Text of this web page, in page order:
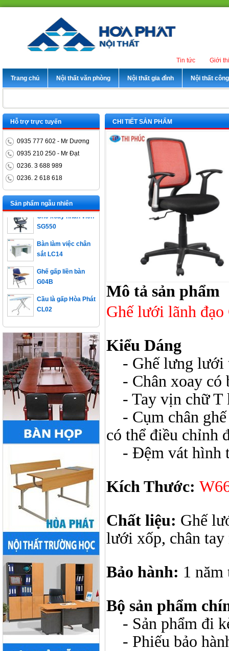
Giới
Tin tức
Trang chủ Nội thất văn phòng Nội thất gia đình Nội thất
CHI TIẾT SẢN PHẨM
Mô tả sản phẩm
Ghế lưới lãnh
Kiểu Dáng
- Ghế lưng lưới
- Chân xoay có
- Tay vịn chữ T
- Cụm chân ghế
có thể điều chỉnh
- Đệm vát hình
Kích Thước:
Chất liệu: Ghế
lưới xốp, chân tay
Bảo hành: 1 năm
Bộ sản phẩm
- Sản phẩm đi
- Phiếu bảo
Hỗ trợ trực tuyến
0935 777 602 - Mr Dương
0935 210 250 - Mr Đạt
0236. 3 688 989
0236. 2 618 618
Sản phẩm ngẫu nhiên
Bàn trưởng phòng
ET1400D
Ghế xoay nhân viên
SG550
sắt LC14
G04B
CL02